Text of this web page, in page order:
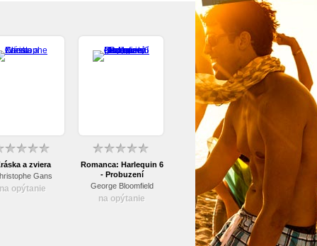
a zviera
Gans
na opýtanie
Romanca: Harlequin 6
- Probuzení
(papierový obal)
George Bloomfield
na opýtanie